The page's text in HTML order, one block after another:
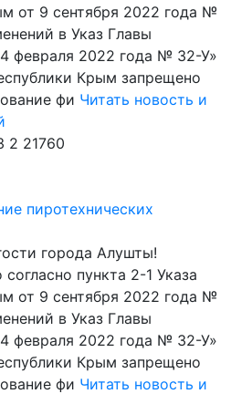
от 9 сентября 2022 года №
в Указ Главы
февраля 2022 года № 32-У»
Крым запрещено
фи Читать новость и
2 21760
пиротехнических
города Алушты!
пункта 2-1 Указа
от 9 сентября 2022 года №
в Указ Главы
февраля 2022 года № 32-У»
Крым запрещено
фи Читать новость и